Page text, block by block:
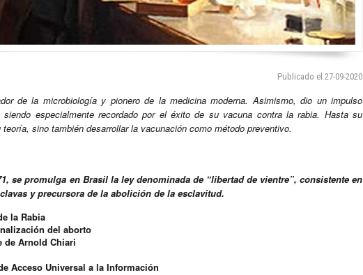
Publicado el 27-09-2020
de la microbiología y pionero de la medicina moderna. Asimismo, dio un impulso
especialmente recordado por el éxito de su vacuna contra la rabia. Hasta su
sino también desarrollar la vacunación como método preventivo.
se promulga en Brasil la ley denominada de “libertad de vientre”, consistente en
y precursora de la abolición de la esclavitud.
la Rabia
del aborto
de Arnold Chiari
Acceso Universal a la Información